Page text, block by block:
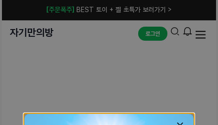
[주문폭주] BEST 토이 + 젤 초특가 보러가기 >
자기만의방 로그인